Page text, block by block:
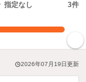
指定なし 3件
2026年07月19日更新